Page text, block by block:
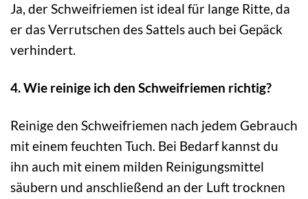
Ja, der Schweifriemen ist ideal für lange Ritte, da
er das Verrutschen des Sattels auch bei Gepäck
verhindert.
4. Wie reinige ich den Schweifriemen richtig?
Reinige den Schweifriemen nach jedem Gebrauch
mit einem feuchten Tuch. Bei Bedarf kannst du
ihn auch mit einem milden Reinigungsmittel
säubern und anschließend an der Luft trocknen